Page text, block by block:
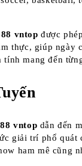
vntop được
thực, giúp ngày
mang đến
vntop dẫn đến
giải trí phổ quát
ham mê cũng